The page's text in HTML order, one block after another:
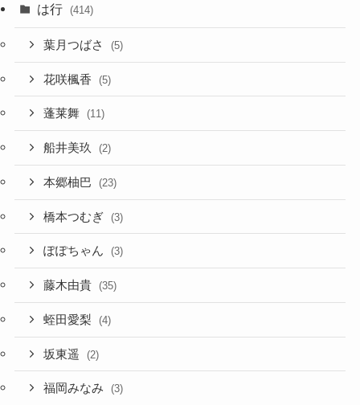
は行 (414)
葉月つばさ (5)
花咲楓香 (5)
蓬莱舞 (11)
船井美玖 (2)
本郷柚巴 (23)
橋本つむぎ (3)
ぽぽちゃん (3)
藤木由貴 (35)
蛭田愛梨 (4)
坂東遥 (2)
福岡みなみ (3)